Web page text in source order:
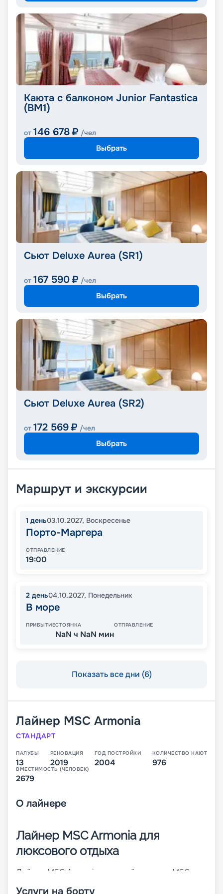
Каюта с балконом Junior Fantastica
(BM1)
от 146 678 ₽ /чел
Выбрать
Сьют Deluxe Aurea (SR1)
от 167 590 ₽ /чел
Выбрать
Сьют Deluxe Aurea (SR2)
от 172 569 ₽ /чел
Выбрать
Маршрут и экскурсии
1 день03.10.2027, Воскресенье
Порто-Маргера
ОТПРАВЛЕНИЕ
19:00
2 день04.10.2027, Понедельник
В море
ПРИБЫТИЕСТОЯНКА
NaN ч NaN мин
ОТПРАВЛЕНИЕ
Показать все дни (6)
Лайнер MSC Armonia
СТАНДАРТ
ПАЛУБЫ
13
РЕНОВАЦИЯ
2019
ГОД ПОСТРОЙКИ
2004
КОЛИЧЕСТВО КАЮТ
976
ВМЕСТИМОСТЬ (ЧЕЛОВЕК)
2679
О лайнере
Лайнер MSC Armonia для
люксового отдыха
Лайнер MSC Armonia – первый в классе MSC
Услуги на борту